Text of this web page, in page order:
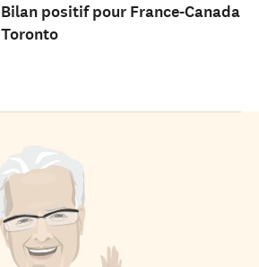
Bilan positif pour France-Canada
Toronto